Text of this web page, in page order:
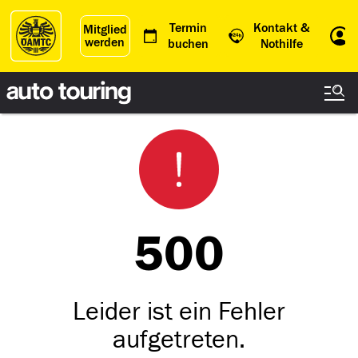
Mitglied
werden
Termin
buchen
Kontakt &
Nothilfe
500
Leider ist ein Fehler
aufgetreten.